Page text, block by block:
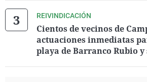
REIVINDICACIÓN
Cientos de vecinos de
actuaciones inmediatas
playa de Barranco Rubio